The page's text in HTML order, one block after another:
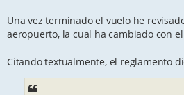
Una vez terminado el vuelo he
aeropuerto, la cual ha cambiado con
Citando textualmente, el reglamento